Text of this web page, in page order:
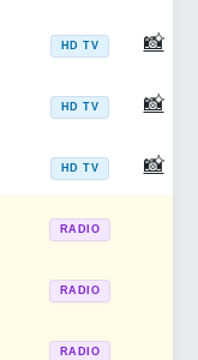
HD TV 📸
HD TV 📸
HD TV 📸
RADIO
RADIO
RADIO